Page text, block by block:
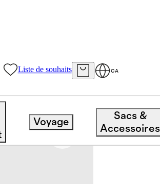
Liste de souhaits CA
Voyage
Sacs &
Accessoires